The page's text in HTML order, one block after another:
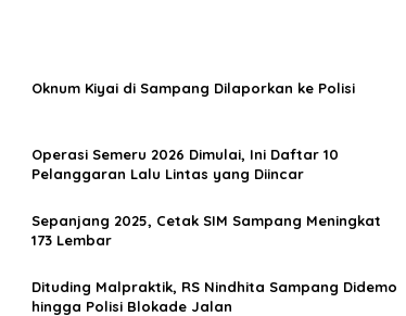
Oknum Kiyai di Sampang Dilaporkan ke Polisi
Operasi Semeru 2026 Dimulai, Ini Daftar 10
Pelanggaran Lalu Lintas yang Diincar
Sepanjang 2025, Cetak SIM Sampang Meningkat
173 Lembar
Dituding Malpraktik, RS Nindhita Sampang Didemo
hingga Polisi Blokade Jalan